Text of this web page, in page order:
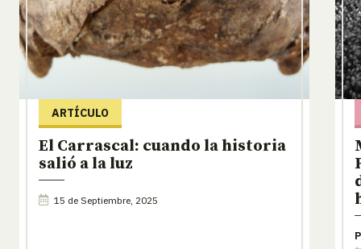
ARTÍCULO
El Carrascal: cuando la historia
salió a la luz
15 de Septiembre, 2025